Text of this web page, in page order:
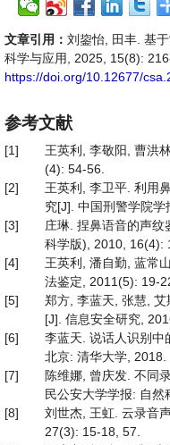
文章引用： 刘鋆怡, 田丰. 基
科学与应用, 2025, 15(8):
https://doi.org/10.12677/
参考文献
[1]
王英利, 李敬阳, 曹洪
(4): 54-56.
[2]
王英利, 李卫平. 利用
究[J]. 中国刑警学院
[3]
庄琳. 捏鼻语音的声纹
科学版), 2010, 16(4):
[4]
王英利, 潘自勤, 蓝常
法鉴定, 2011(5): 19-
[5]
郑方, 李蓝天, 张慧, 艾
[J]. 信息安全研究,
[6]
李蓝天. 说话人识别中
北京: 清华大学, 2018.
[7]
陈维娜, 曾庆发. 不同
民公安大学学报: 自
[8]
刘世杰, 王虹. 云录音
27(3): 15-18, 57.